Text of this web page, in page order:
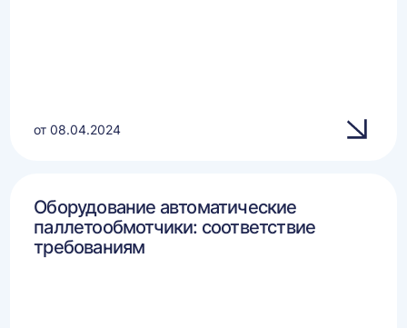
от 08.04.2024
Оборудование автоматические
паллетообмотчики: соответствие
требованиям